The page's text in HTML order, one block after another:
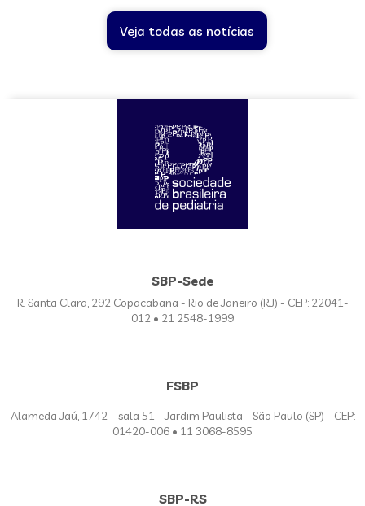
Veja todas as notícias
SBP-Sede
R. Santa Clara, 292 Copacabana - Rio de Janeiro (RJ) - CEP: 22041-
012 • 21 2548-1999
FSBP
Alameda Jaú, 1742 – sala 51 - Jardim Paulista - São Paulo (SP) - CEP:
01420-006 • 11 3068-8595
SBP-RS